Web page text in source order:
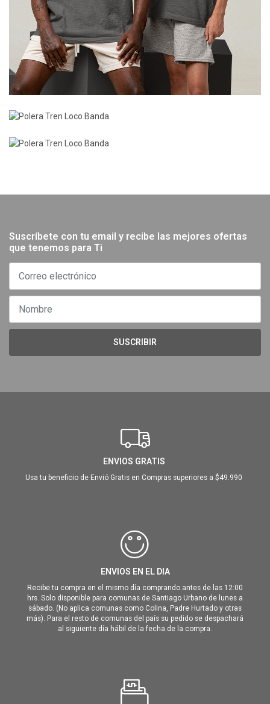
Suscríbete con tu email y recibe las mejores ofertas
que tenemos para Ti
SUSCRIBIR
ENVIOS GRATIS
Usa tu beneficio de Envió Gratis en Compras superiores a $49.990
ENVIOS EN EL DIA
Recibe tu compra en el mismo día comprando antes de las 12:00
hrs. Solo disponible para comunas de Santiago Urbano de lunes a
sábado. (No aplica comunas como Colina, Padre Hurtado y otras
más). Para el resto de comunas del país su pedido se despachará
al siguiente día hábil de la fecha de la compra.